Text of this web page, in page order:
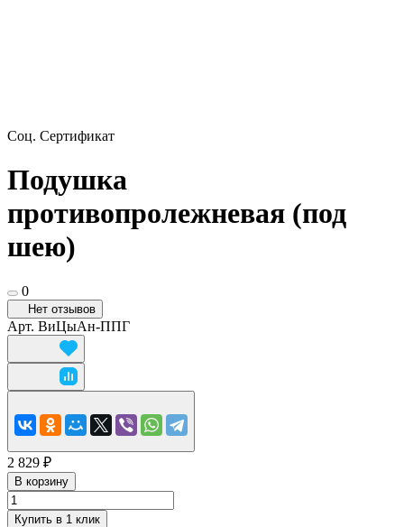
Соц. Сертификат
Подушка
противопролежневая (под
шею)
0
Нет отзывов
Арт. ВиЦыАн-ППГ
2 829 ₽
В корзину
Купить в 1 клик